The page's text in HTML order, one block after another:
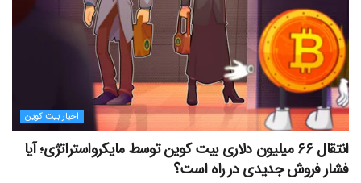
اخبار بیت کوین
انتقال ۶۶ میلیون دلاری بیت کوین توسط مایکرواستراتژی؛ آیا
فشار فروش جدیدی در راه است؟